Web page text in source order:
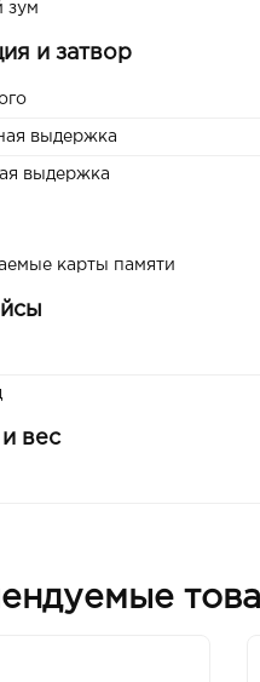
зум
и затвор
выдержка
выдержка
карты памяти
вес